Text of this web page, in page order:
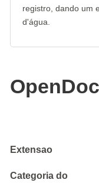
registro, dando um
d'água.
Extensao
Categoria do